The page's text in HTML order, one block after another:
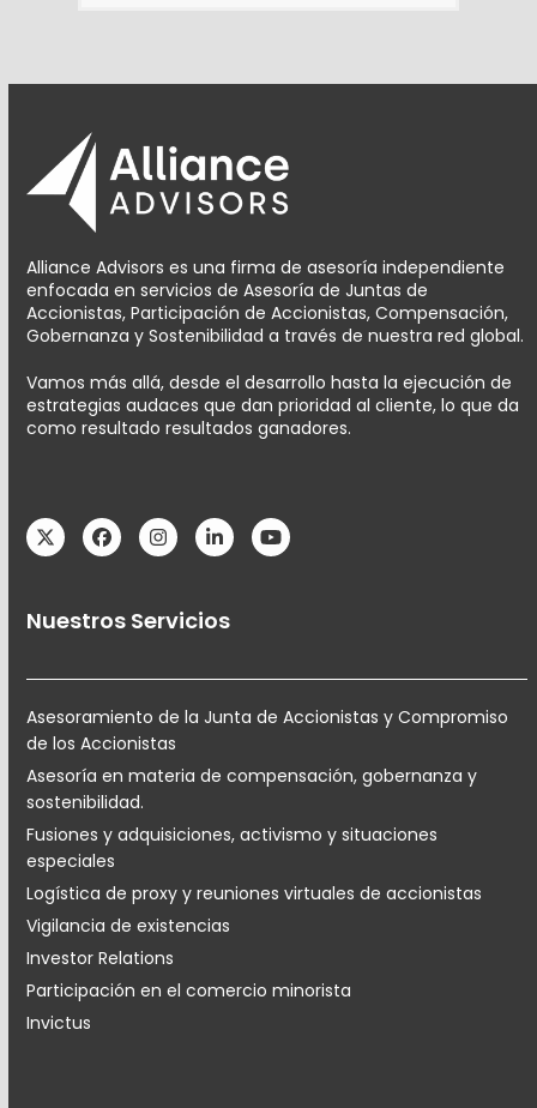
Alliance Advisors es una firma de asesoría independiente
enfocada en servicios de Asesoría de Juntas de
Accionistas, Participación de Accionistas, Compensación,
Gobernanza y Sostenibilidad a través de nuestra red global.
Vamos más allá, desde el desarrollo hasta la ejecución de
estrategias audaces que dan prioridad al cliente, lo que da
como resultado resultados ganadores.
TwitterFacebookInstagram
LinkedInYouTube
Nuestros Servicios
Asesoramiento de la Junta de Accionistas y Compromiso
de los Accionistas
Asesoría en materia de compensación, gobernanza y
sostenibilidad.
Fusiones y adquisiciones, activismo y situaciones
especiales
Logística de proxy y reuniones virtuales de accionistas
Vigilancia de existencias
Investor Relations
Participación en el comercio minorista
Invictus